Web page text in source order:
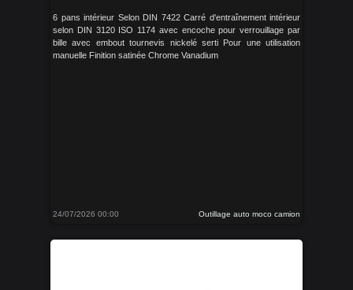
6 pans intérieur Selon DIN 7422 Carré d'entraînement intérieur
selon DIN 3120 ISO 1174 avec encoche pour verrouillage par
bille avec embout tournevis nickelé serti Pour une utilisation
manuelle Finition satinée Chrome Vanadium
24/07/2026 00:00 Outillage auto moco camion